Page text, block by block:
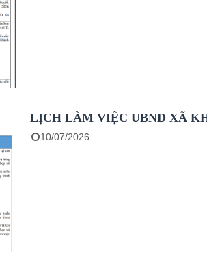
LỊCH LÀM VIỆC UBND XÃ
10/07/2026